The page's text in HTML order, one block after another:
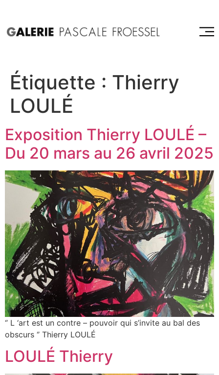
Étiquette : Thierry
LOULÉ
Exposition Thierry LOULÉ –
Du 20 mars au 26 avril 2025
‘’ L ‘art est un contre – pouvoir qui s’invite au bal des
obscurs ‘’ Thierry LOULÉ
LOULÉ Thierry